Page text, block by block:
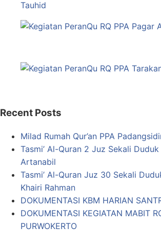
Recent Posts
Milad Rumah Qur’an PPA
Tasmi’ Al-Quran 2 Juz Sekali
Artanabil
Tasmi’ Al-Quran Juz 30 Sekali
Khairi Rahman
DOKUMENTASI KBM HARIAN
DOKUMENTASI KEGIATAN MABIT
PURWOKERTO